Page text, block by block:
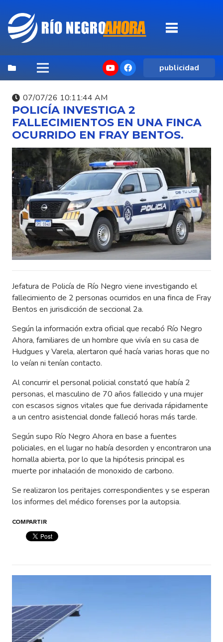
publicidad
07/07/26 10:11:44 AM
POLICÍA INVESTIGA 2
FALLECIMIENTOS EN UNA FINCA
OCURRIDO EN FRAY BENTOS.
Jefatura de Policía de Río Negro viene investigando el
fallecimiento de 2 personas ocurridos en una finca de Fray
Bentos en jurisdicción de seccional 2a.
Según la información extra oficial que recabó Río Negro
Ahora, familiares de un hombre que vivía en su casa de
Hudgues y Varela, alertaron qué hacía varias horas que no
lo veían ni tenían contacto.
Al concurrir el personal policial constató que había 2
personas, el masculino de 70 años fallecido y una mujer
con escasos signos vitales que fue derivada rápidamente
a un centro asistencial donde falleció horas más tarde.
Según supo Río Negro Ahora en base a fuentes
policiales, en el lugar no había desorden y encontraron una
hornalla abierta, por lo que la hipótesis principal es
muerte por inhalación de monoxido de carbono.
Se realizaron los peritajes correspondientes y se esperan
los informes del médico forenses por la autopsia.
COMPARTIR